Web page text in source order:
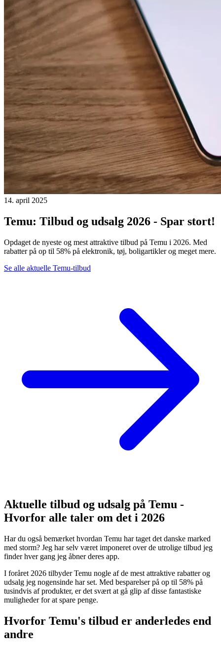
14. april 2025
Temu: Tilbud og udsalg 2026 - Spar stort!
Opdaget de nyeste og mest attraktive tilbud på Temu i 2026. Med
rabatter på op til 58% på elektronik, tøj, boligartikler og meget mere.
Se alle aktuelle Temu-tilbud
Aktuelle tilbud og udsalg på Temu -
Hvorfor alle taler om det i 2026
Har du også bemærket hvordan Temu har taget det danske marked
med storm? Jeg har selv været imponeret over de utrolige tilbud jeg
finder hver gang jeg åbner deres app.
I foråret 2026 tilbyder Temu nogle af de mest attraktive rabatter og
udsalg jeg nogensinde har set. Med besparelser på op til 58% på
tusindvis af produkter, er det svært at gå glip af disse fantastiske
muligheder for at spare penge.
Hvorfor Temu's tilbud er anderledes end
andre